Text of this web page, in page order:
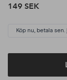
149 SEK
Köp nu, betala sen.